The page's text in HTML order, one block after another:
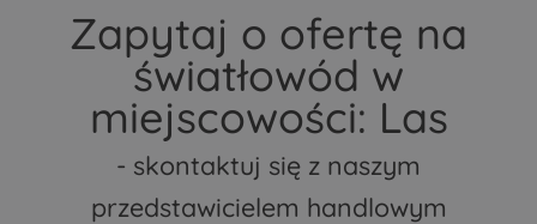
Zapytaj o ofertę na
światłowód w
miejscowości: Las
- skontaktuj się z naszym
przedstawicielem handlowym